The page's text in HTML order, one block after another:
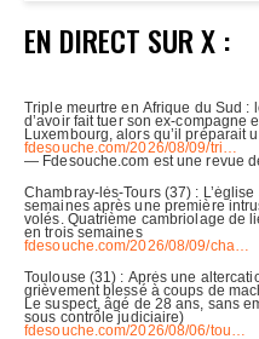
EN DIRECT SUR X :